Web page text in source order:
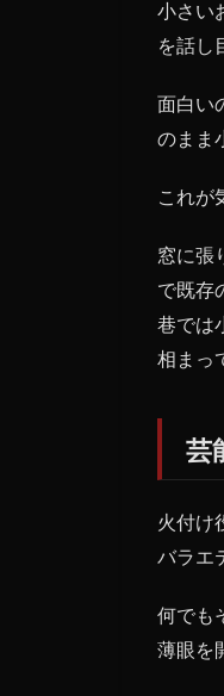
「
る
が
遇
い
じさ
ん
大
八
小
いお
ん
正
小さい
を話し
面白い
のまま
これが
窓に張
で既存
巷では
相まっ
芸
火付け
バラエ
何でも
薄眼を